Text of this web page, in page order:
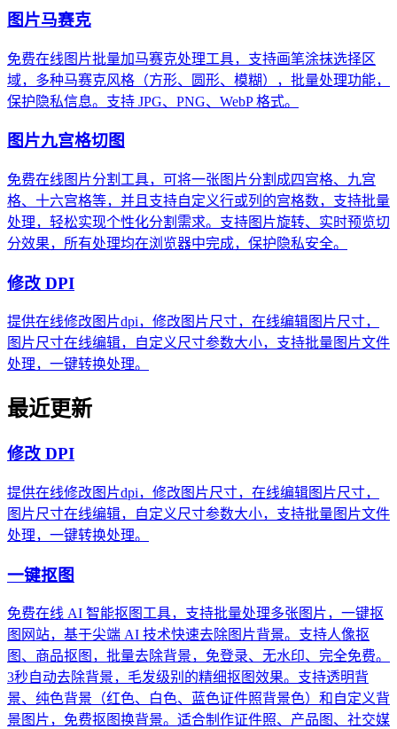
图片马赛克
免费在线图片批量加马赛克处理工具，支持画笔涂抹选择区
域，多种马赛克风格（方形、圆形、模糊），批量处理功能，
保护隐私信息。支持 JPG、PNG、WebP 格式。
图片九宫格切图
免费在线图片分割工具，可将一张图片分割成四宫格、九宫
格、十六宫格等，并且支持自定义行或列的宫格数，支持批量
处理，轻松实现个性化分割需求。支持图片旋转、实时预览切
分效果，所有处理均在浏览器中完成，保护隐私安全。
修改 DPI
提供在线修改图片dpi，修改图片尺寸，在线编辑图片尺寸，
图片尺寸在线编辑，自定义尺寸参数大小，支持批量图片文件
处理，一键转换处理。
最近更新
修改 DPI
提供在线修改图片dpi，修改图片尺寸，在线编辑图片尺寸，
图片尺寸在线编辑，自定义尺寸参数大小，支持批量图片文件
处理，一键转换处理。
一键抠图
免费在线 AI 智能抠图工具，支持批量处理多张图片，一键抠
图网站，基于尖端 AI 技术快速去除图片背景。支持人像抠
图、商品抠图，批量去除背景，免登录、无水印、完全免费。
3秒自动去除背景，毛发级别的精细抠图效果。支持透明背
景、纯色背景（红色、白色、蓝色证件照背景色）和自定义背
景图片，免费抠图换背景。适合制作证件照、产品图、社交媒